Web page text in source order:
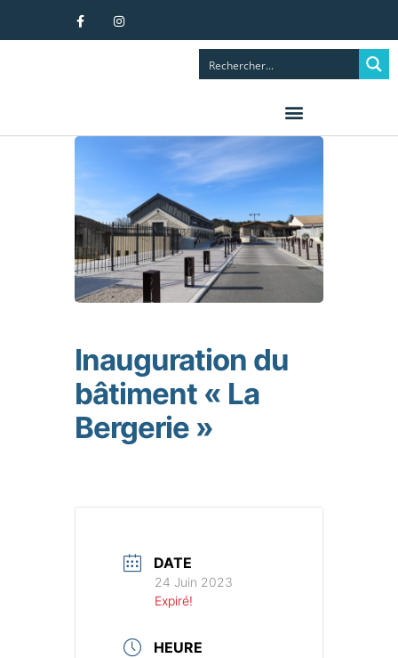
Inauguration du
bâtiment « La
Bergerie »
DATE
24 Juin 2023
Expiré!
HEURE